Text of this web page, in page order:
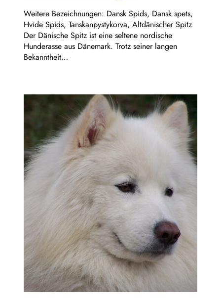
Weitere Bezeichnungen: Dansk Spids, Dansk spets,
Hvide Spids, Tanskanpystykorva, Altdänischer Spitz
Der Dänische Spitz ist eine seltene nordische
Hunderasse aus Dänemark. Trotz seiner langen
Bekanntheit…